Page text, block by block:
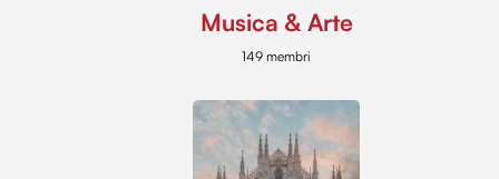
Musica & Arte
149 membri